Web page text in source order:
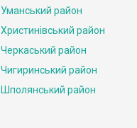
Уманський район
Христинівський район
Черкаський район
Чигиринський район
Шполянський район